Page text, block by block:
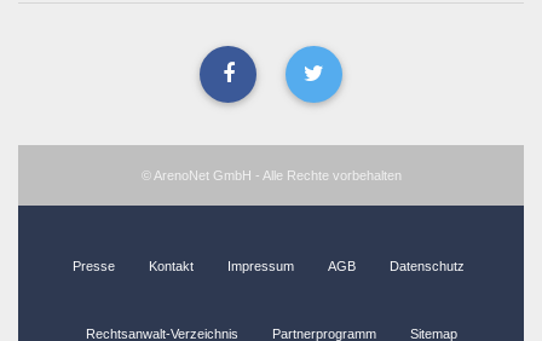
© ArenoNet GmbH - Alle Rechte vorbehalten
Presse Kontakt Impressum AGB Datenschutz
Rechtsanwalt-Verzeichnis Partnerprogramm Sitemap